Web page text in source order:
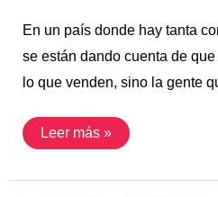
En un país donde hay tanta
se están dando cuenta de
lo que venden, sino la gente
Leer más »